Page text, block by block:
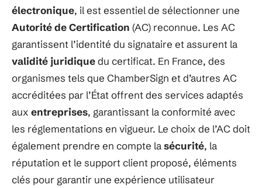
électronique, il est essentiel de sélectionner une
Autorité de Certification (AC) reconnue. Les AC
garantissent l’identité du signataire et assurent la
validité juridiquedu certificat. En France, des
organismes tels que ChamberSign et d’autres AC
accréditées par l’État offrent des services adaptés
aux entreprises, garantissant la conformité avec
les réglementations en vigueur. Le choix de l’AC doit
également prendre en compte lasécurité, la
réputation et le support client proposé, éléments
clés pour garantir une expérience utilisateur